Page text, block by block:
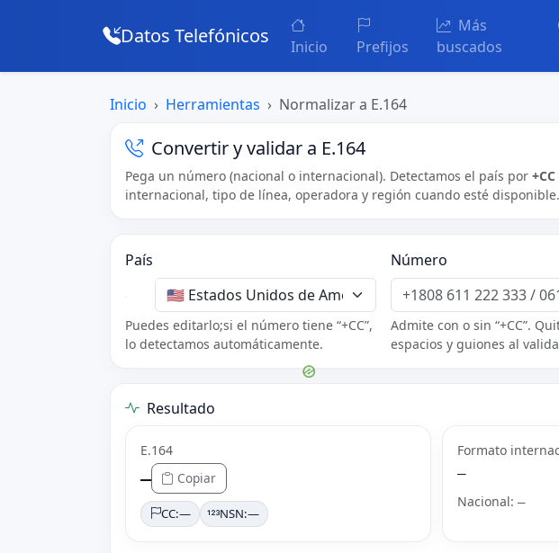
Datos Telefónicos Inicio Prefijos
Más
buscados
Inicio Herramientas Normalizar a E.164
Convertir y validar a E.164
Pega un número (nacional o internacional). Detectamos el país por +CC
internacional, tipo de línea, operadora y región cuando esté disponible.
País
Puedes editarlo;si el número tiene “+CC”,
lo detectamos automáticamente.
Número
Admite con o sin “+CC”.
espacios y guiones al
Resultado
E.164
— Copiar
CC:— NSN:—
Formato
—
Nacional: —